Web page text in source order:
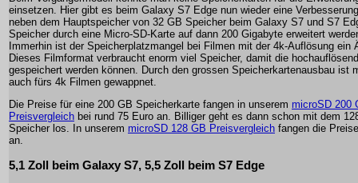
einsetzen. Hier gibt es beim Galaxy S7 Edge nun wieder eine
neben dem Hauptspeicher von 32 GB Speicher beim Galaxy S7 und S7
Speicher durch eine Micro-SD-Karte auf dann 200 Gigabyte erweitert
Immerhin ist der Speicherplatzmangel bei Filmen mit der 4k-Auflösung ein
Dieses Filmformat verbraucht enorm viel Speicher, damit die
gespeichert werden können. Durch den grossen Speicherkartenausbau ist
auch fürs 4k Filmen gewappnet.
Die Preise für eine 200 GB Speicherkarte fangen in unserem microSD 200
Preisvergleich bei rund 75 Euro an. Billiger geht es dann schon mit dem
Speicher los. In unserem microSD 128 GB Preisvergleich fangen die
an.
5,1 Zoll beim Galaxy S7, 5,5 Zoll beim S7 Edge